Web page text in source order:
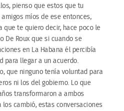
pienso que estos que tu
míos de ese entonces,
que te quiero decir, hace poco le
De Roux que si cuando se
en La Habana él percibía
para llegar a un acuerdo.
que ninguno tenía voluntad para
ni los del gobierno. Lo que
transformaron a ambos
cambió, estas conversaciones